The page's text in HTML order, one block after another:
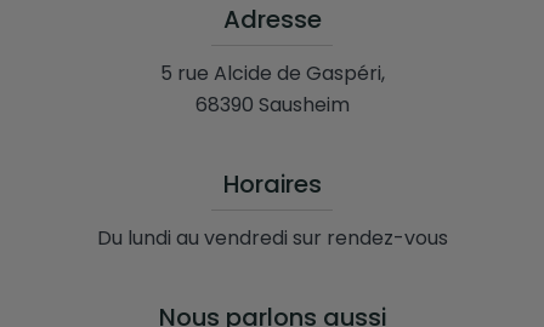
Adresse
5 rue Alcide de Gaspéri,
68390 Sausheim
Horaires
Du lundi au vendredi sur rendez-vous
Nous parlons aussi